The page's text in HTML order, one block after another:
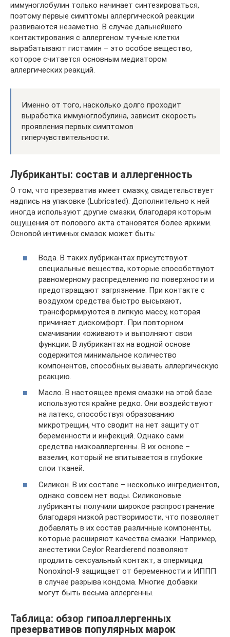
иммуноглобулин только начинает синтезироваться,
поэтому первые симптомы аллергической реакции
развиваются незаметно. В случае дальнейшего
контактирования с аллергеном тучные клетки
вырабатывают гистамин – это особое вещество,
которое считается основным медиатором
аллергических реакций.
Именно от того, насколько долго проходит
выработка иммуноглобулина, зависит скорость
проявления первых симптомов
гиперчувствительности.
Лубриканты: состав и аллергенность
О том, что презерватив имеет смазку, свидетельствует
надпись на упаковке (Lubricated). Дополнительно к ней
иногда используют другие смазки, благодаря которым
ощущения от полового акта становятся более яркими.
Основой интимных смазок может быть:
Вода. В таких лубрикантах присутствуют
специальные вещества, которые способствуют
равномерному распределению по поверхности и
предотвращают загрязнение. При контакте с
воздухом средства быстро высыхают,
трансформируются в липкую массу, которая
причиняет дискомфорт. При повторном
смачивании «оживают» и выполняют свои
функции. В лубрикантах на водной основе
содержится минимальное количество
компонентов, способных вызвать аллергическую
реакцию.
Масло. В настоящее время смазки на этой базе
используются крайне редко. Они воздействуют
на латекс, способствуя образованию
микротрещин, что сводит на нет защиту от
беременности и инфекций. Однако сами
средства низкоаллергенны. В их основе –
вазелин, который не впитывается в глубокие
слои тканей.
Силикон. В их составе – несколько ингредиентов,
однако совсем нет воды. Силиконовые
лубриканты получили широкое распространение
благодаря низкой растворимости, что позволяет
добавлять в их состав различные компоненты,
которые расширяют качества смазки. Например,
анестетики Ceуlor Reardierend позволяют
продлить сексуальный контакт, а спермицид
Nonoxinol-9 защищает от беременности и ИППП
в случае разрыва кондома. Многие добавки
могут быть весьма аллергенны.
Таблица: обзор гипоаллергенных
презервативов популярных марок